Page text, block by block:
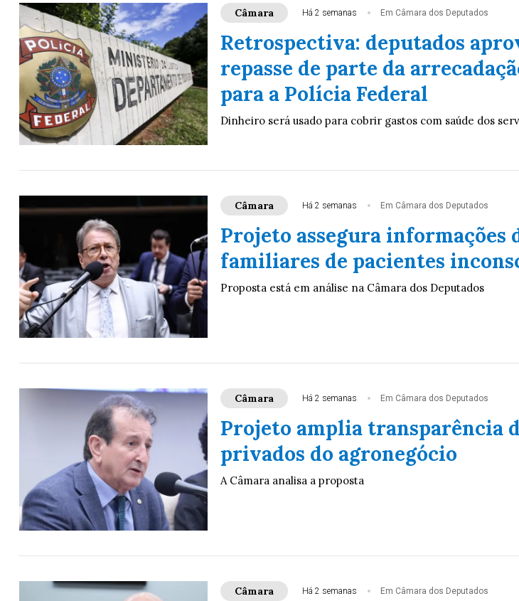
Câmara Há 2 semanas Em Câmara dos Deputados
Retrospectiva: deputados
repasse de parte da
para a Polícia Federal
Dinheiro será usado para cobrir gastos com saúde dos
Câmara Há 2 semanas Em Câmara dos Deputados
Projeto assegura informações
familiares de pacientes
Proposta está em análise na Câmara dos Deputados
Câmara Há 2 semanas Em Câmara dos Deputados
Projeto amplia transparência
privados do agronegócio
A Câmara analisa a proposta
Câmara Há 2 semanas Em Câmara dos Deputados